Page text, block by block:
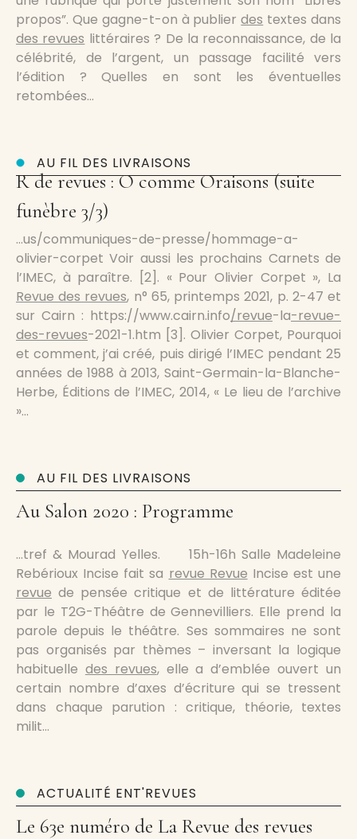
propos”. Que gagne-t-on à publierdes textes dans
des revues littéraires ? De la reconnaissance, de la
célébrité, de l’argent, un passage facilité vers
l’édition ? Quelles en sont les éventuelles
retombées…
AU FIL DES LIVRAISONS
R de revues : O comme Oraisons (suite
funèbre 3/3)
…us/communiques-de-presse/hommage-a-
olivier-corpet Voir aussi les prochains Carnets de
l’IMEC, à paraître. [2]. « Pour Olivier Corpet », La
Revue des revues, n° 65, printemps 2021, p. 2-47 et
sur Cairn : https://www.cairn.info/revue-la-revue-
des-revues-2021-1.htm [3]. Olivier Corpet, Pourquoi
et comment, j’ai créé, puis dirigé l’IMEC pendant 25
années de 1988 à 2013, Saint-Germain-la-Blanche-
Herbe, Éditions de l’IMEC, 2014, « Le lieu de l’archive
»…
AU FIL DES LIVRAISONS
Au Salon 2020 : Programme
…tref & Mourad Yelles. 15h-16h Salle Madeleine
Rebérioux Incise fait sa revue Revue Incise est une
revue de pensée critique et de littérature éditée
par le T2G-Théâtre de Gennevilliers. Elle prend la
parole depuis le théâtre. Ses sommaires ne sont
pas organisés par thèmes – inversant la logique
habituelle des revues, elle a d’emblée ouvert un
certain nombre d’axes d’écriture qui se tressent
dans chaque parution : critique, théorie, textes
milit…
ACTUALITÉ ENT'REVUES
Le 63e numéro de La Revue des revues